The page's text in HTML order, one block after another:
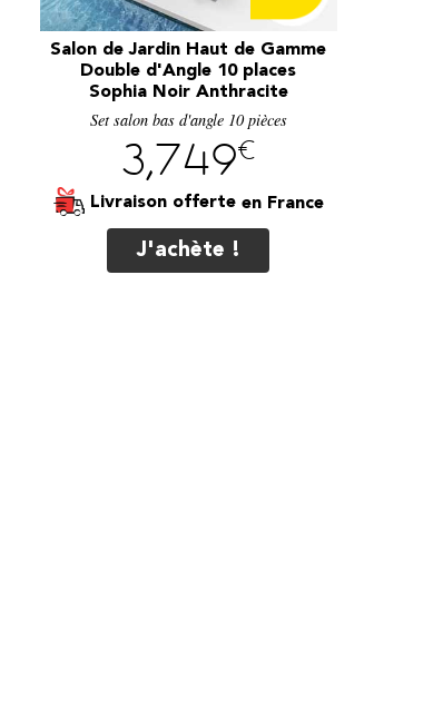
Salon de Jardin Haut de Gamme
Double d'Angle 10 places
Sophia Noir Anthracite
Set salon bas d'angle 10 pièces
3,749€
Livraison offerte
J'achète !